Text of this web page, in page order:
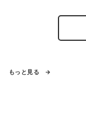
もっと見る